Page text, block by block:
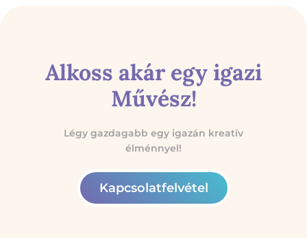
Alkoss akár egy igazi
Művész!
Légy gazdagabb egy igazán kreatív
élménnyel!
Kapcsolatfelvétel